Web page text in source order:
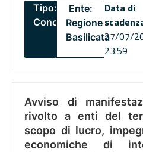
Tipo:
Concorsi
Ente:
Regione
Basilicata
Data di
27/07/
23:59
Avviso di
rivolto a enti del
scopo di lucro,
economiche di